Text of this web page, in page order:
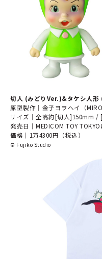
切人 (みどりVer.)&タケシ人形
原型製作｜金子ヨヲヘイ（
サイズ｜全高約[切人]150mm /
発売日｜MEDICOM TOY
価格｜1万4300円（税込）
©︎ Fujiko Studio